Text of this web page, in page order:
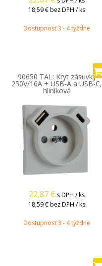
18,59 €bez DPH / ks
Dostupnosť 3 - 4 týždne
90650 TAL: Kryt zásuvky
250V/16A + USB-A a USB-C,
hliníková
22,87 € s DPH / ks
18,59 €bez DPH / ks
Dostupnosť 3 - 4 týždne